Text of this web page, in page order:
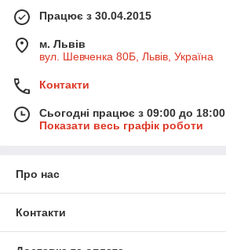
Працює з 30.04.2015
м. Львів
вул. Шевченка 80Б, Львів, Україна
Контакти
Сьогодні працює з 09:00 до 18:00
Показати весь графік роботи
Про нас
Контакти